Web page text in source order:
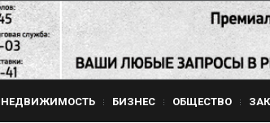
НЕДВИЖИМОСТЬ БИЗНЕС ОБЩЕСТВО